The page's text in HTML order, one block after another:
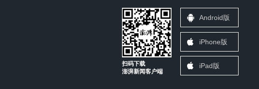
扫码下载
澎湃新闻客户端
Android版
iPhone版
iPad版